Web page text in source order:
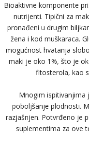
Bioaktivne komponente
nutrijenti. Tipični za
pronađeni u drugim
žena i kod muškaraca.
mogućnost hvatanja
maki je oko 1%, što je
fitosterola, kao
Mnogim ispitivanjima
poboljšanje plodnosti.
razjašnjen. Potvrđeno je
suplementima za ove